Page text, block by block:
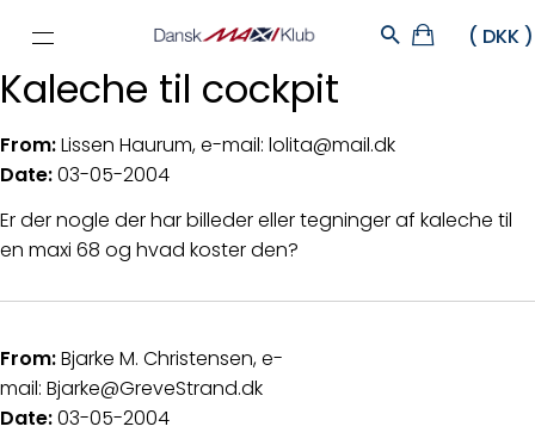
Kaleche til cockpit
From:Lissen Haurum, e-mail: lolita@mail.dk
Date:03-05-2004
Er der nogle der har billeder eller tegninger af kaleche til
en maxi 68 og hvad koster den?
From:Bjarke M. Christensen, e-
mail: Bjarke@GreveStrand.dk
Date:03-05-2004